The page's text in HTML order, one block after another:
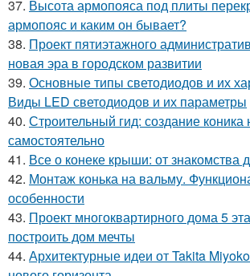
37. Высота армопояса под плиты
армопояс и каким он бывает?
38. Проект пятиэтажного
новая эра в городском развитии
39. Основные типы светодиодов и их
Виды LED светодиодов и их параметры
40. Строительный гид: создание
самостоятельно
41. Все о конеке крыши: от знакомства
42. Монтаж конька на вальму.
особенности
43. Проект многоквартирного дома 5
построить дом мечты
44. Архитектурные идеи от Takita